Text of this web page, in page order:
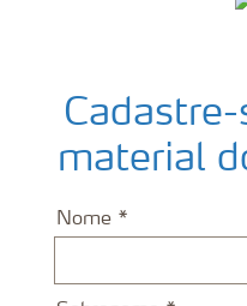
material
Nome